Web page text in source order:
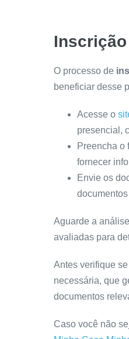
O processo de
beneficiar desse
Acesse o
presencial,
Preencha o
fornecer
Envie os
Aguarde a
avaliadas para
Antes verifique
necessária, que
documentos
Caso você não